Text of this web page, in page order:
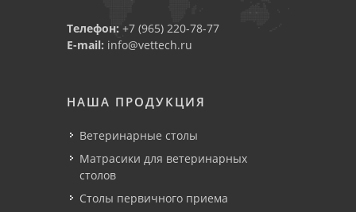
Телефон: +7 (965) 220-78-77
E-mail: info@vettech.ru
НАША ПРОДУКЦИЯ
Ветеринарные столы
Матрасики для ветеринарных
столов
Столы первичного приема